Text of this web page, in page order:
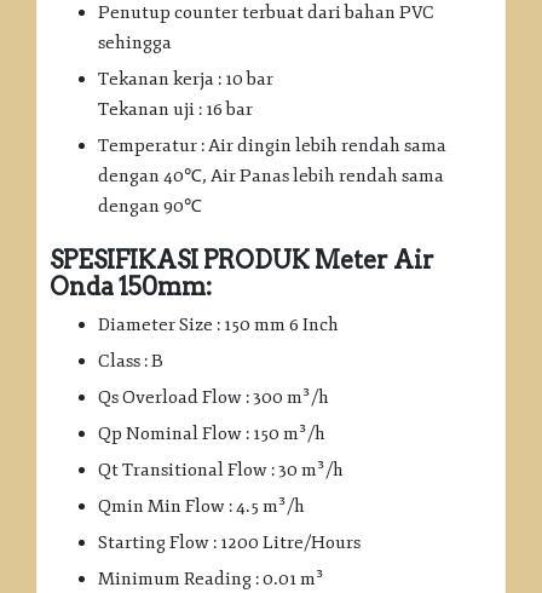
Penutup counter terbuat dari bahan PVC
sehingga
Tekanan kerja : 10 bar
Tekanan uji : 16 bar
Temperatur : Air dingin lebih rendah sama
dengan 40℃, Air Panas lebih rendah sama
dengan 90℃
SPESIFIKASI PRODUK Meter Air
Onda 150mm:
Diameter Size : 150 mm 6 Inch
Class : B
Qs Overload Flow : 300 m³/h
Qp Nominal Flow : 150 m³/h
Qt Transitional Flow : 30 m³/h
Qmin Min Flow : 4.5 m³/h
Starting Flow : 1200 Litre/Hours
Minimum Reading : 0.01 m³